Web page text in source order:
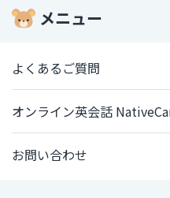
メニュー
よくあるご質問
オンライン英会話
お問い合わせ